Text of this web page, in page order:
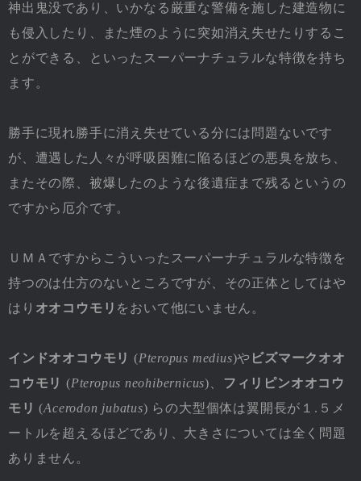
神出鬼没であり、いかなる厳重な警備を施した建造物に
も侵入したり、また煙のように突如消え失せたりするこ
とができる、といったスーパーナチュラルな特徴を持ち
ます。
勝手に現れ勝手に消え失せている分には問題ないです
が、遭遇した人々が呼吸困難に陥るほどの悪臭を放ち、
またその際、被爆したのような後遺症まで残るというの
ですから厄介です。
ＵＭＡですからこういったスーパーナチュラルな特徴を
持つのは仕方のないところですが、その正体としてはや
はり オオコウモリ をおいて他にいません。
インドオオコウモリ (Pteropus medius)や ビズマークオオ
コウモリ (Pteropus neohibernicus)、 フィリピンオオコウ
モリ (Acerodon jubatus) らの大型個体は翼開長が１.５メ
ートルを超えるほどであり、大きさについては全く問題
ありません。